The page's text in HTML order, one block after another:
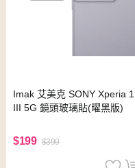
Imak 艾美克 SONY Xperia
III 5G 鏡頭玻璃貼(曜黑版)
$199 $399